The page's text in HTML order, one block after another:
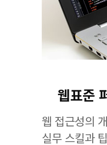
웹표준
웹 접근성의
실무 스킬과